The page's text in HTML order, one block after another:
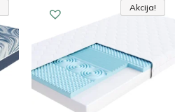
Akcija!
Akcija
Akcija!